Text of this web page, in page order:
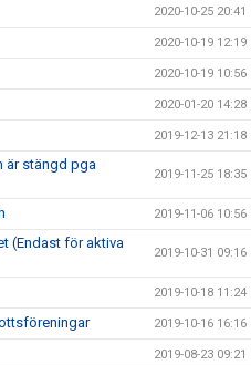
2020-10-25 20:41
2020-10-19 12:19
2020-10-19 10:56
2020-01-20 14:28
2019-12-13 21:18
är stängd pga
2019-11-25 18:35
2019-11-06 10:56
(Endast för aktiva
2019-10-31 09:16
2019-10-18 11:24
2019-10-16 16:16
2019-08-23 09:21